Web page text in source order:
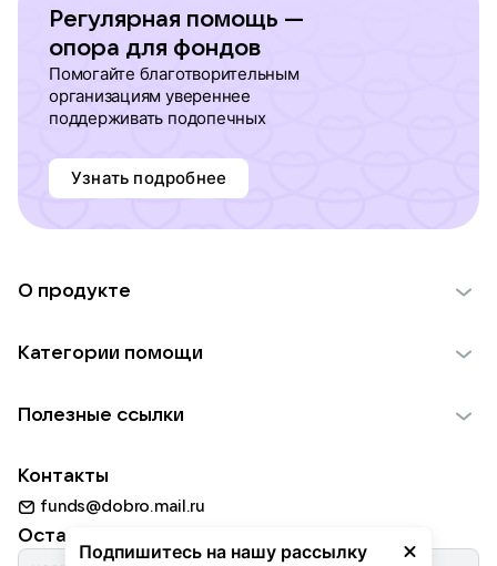
Регулярная помощь —
опора для фондов
Помогайте благотворительным
организациям увереннее
поддерживать подопечных
Узнать подробнее
Подпишитесь на нашу рассылку
О продукте
Использование материалов
Для НКО
Партнерам
Категории помощи
Пожилым
Животным
Природе
Полезные ссылки
Добрый день
Контакты
funds@dobro.mail.ru
Оставайтесь с нами